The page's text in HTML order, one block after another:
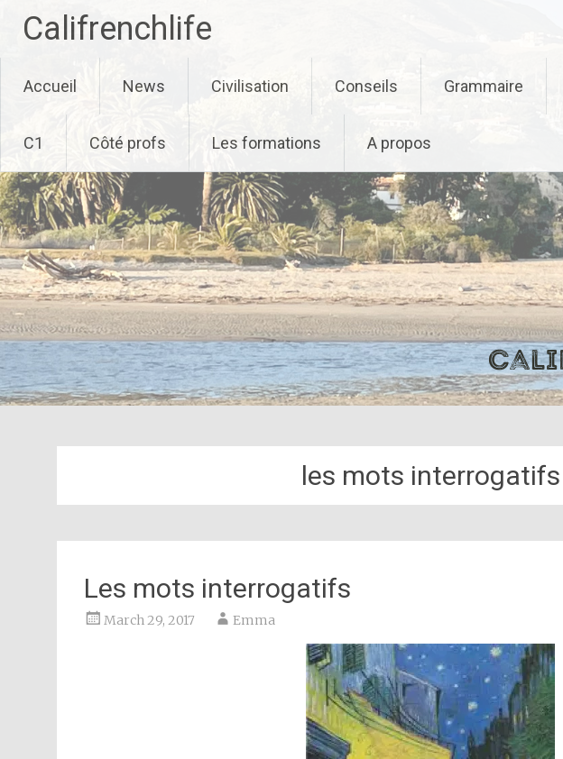
Califrenchlife
to
content
Accueil News Civilisation Conseils Grammaire
C1 Côté profs Les formations A propos
les mots interrogatifs
Les mots interrogatifs
March 29, 2017 Emma